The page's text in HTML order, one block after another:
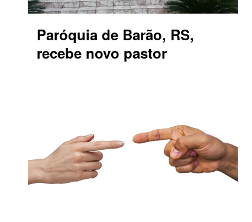
Paróquia de Barão, RS,
recebe novo pastor